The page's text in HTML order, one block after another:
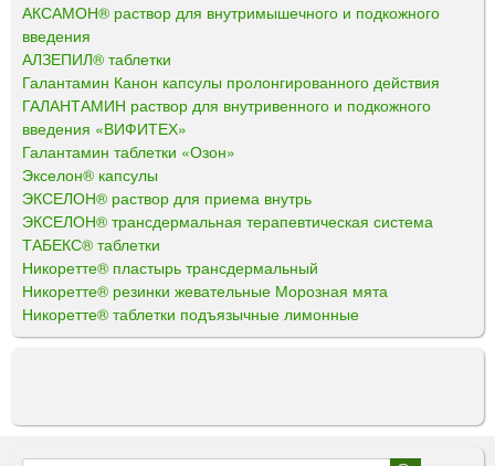
АКСАМОН® раствор для внутримышечного и подкожного
введения
АЛЗЕПИЛ® таблетки
Галантамин Канон капсулы пролонгированного действия
ГАЛАНТАМИН раствор для внутривенного и подкожного
введения «ВИФИТЕХ»
Галантамин таблетки «Озон»
Экселон® капсулы
ЭКСЕЛОН® раствор для приема внутрь
ЭКСЕЛОН® трансдермальная терапевтическая система
ТАБЕКС® таблетки
Никоретте® пластырь трансдермальный
Никоретте® резинки жевательные Морозная мята
Никоретте® таблетки подъязычные лимонные